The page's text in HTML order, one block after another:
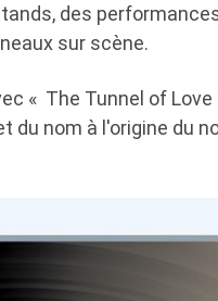
des
sur scène.
« The Tunnel of Love
nom à l'origine du